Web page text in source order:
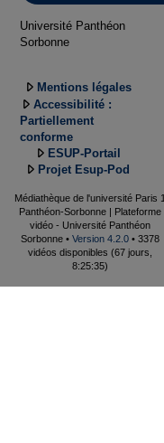
Université Panthéon
Sorbonne
Mentions légales
Accessibilité :
Partiellement
conforme
ESUP-Portail
Projet Esup-Pod
Médiathèque de l'université Paris 1
Panthéon-Sorbonne | Plateforme
vidéo - Université Panthéon
Sorbonne • Version 4.2.0 • 3378
vidéos disponibles (67 jours,
8:25:35)